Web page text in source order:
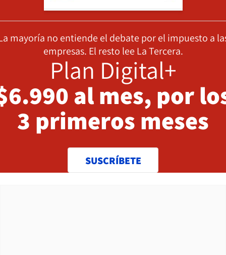
mayoría no entiende el debate por el impuesto a
empresas. El resto lee La Tercera.
Plan Digital+
al mes, por
3 primeros meses
SUSCRÍBETE